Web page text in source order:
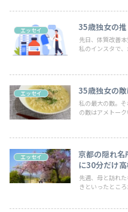
エッセイ 35歳独女の
先日、体質改善
私のインスタで
エッセイ 35歳独女の
私の最大の敵。
の敵はアメトー
エッセイ
京都の隠れ
に30分だけ
先週、母と訪れ
きといったとこ